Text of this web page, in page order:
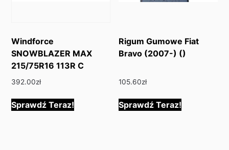
Windforce
SNOWBLAZER MAX
215/75R16 113R C
392.00zł
Sprawdź Teraz!
Rigum Gumowe Fiat
Bravo (2007-) ()
105.60zł
Sprawdź Teraz!